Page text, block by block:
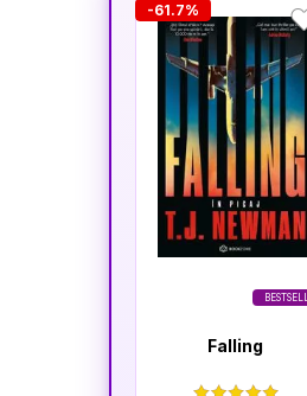
-61.7%
Falling